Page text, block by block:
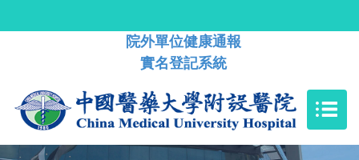
院外單位健康通報
實名登記系統